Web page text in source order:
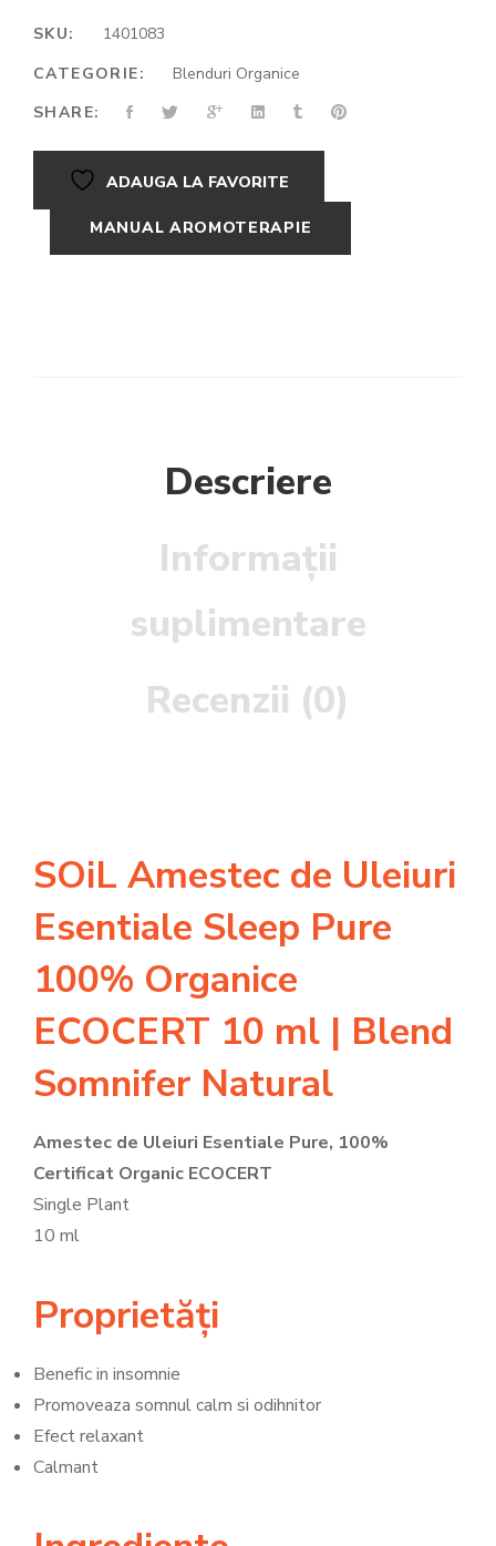
SKU:
1401083
CATEGORIE:
Blenduri Organice
SHARE:
ADAUGA LA FAVORITE
MANUAL AROMOTERAPIE
Descriere
Informații
suplimentare
Recenzii (0)
SOiL Amestec de Uleiuri
Esentiale Sleep Pure
100% Organice
ECOCERT 10 ml | Blend
Somnifer Natural
Amestec de Uleiuri Esentiale Pure, 100%
Certificat Organic ECOCERT
Single Plant
10 ml
Proprietăți
Benefic in insomnie
Promoveaza somnul calm si odihnitor
Efect relaxant
Calmant